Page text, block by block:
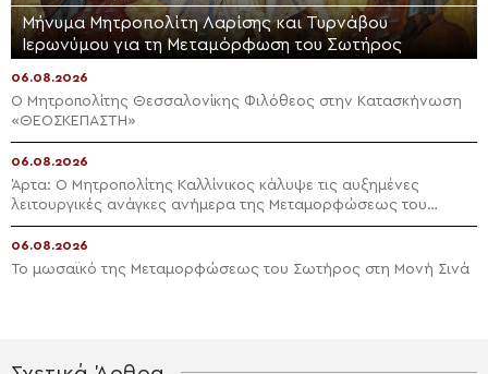
Μήνυμα Μητροπολίτη Λαρίσης και Τυρνάβου
Ιερωνύμου για τη Μεταμόρφωση του Σωτήρος
06.08.2026
Ο Μητροπολίτης Θεσσαλονίκης Φιλόθεος στην Κατασκήνωση
«ΘΕΟΣΚΕΠΑΣΤΗ»
06.08.2026
Άρτα: Ο Μητροπολίτης Καλλίνικος κάλυψε τις αυξημένες
λειτουργικές ανάγκες ανήμερα της Μεταμορφώσεως του
Σωτήρος
06.08.2026
To μωσαϊκό της Μεταμορφώσεως του Σωτήρος στη Μονή Σινά